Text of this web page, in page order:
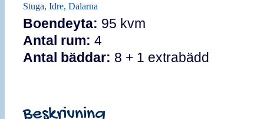
Stuga, Idre, Dalarna
Boendeyta: 95 kvm
Antal rum: 4
Antal bäddar: 8 + 1 extrabädd
Beskrivning